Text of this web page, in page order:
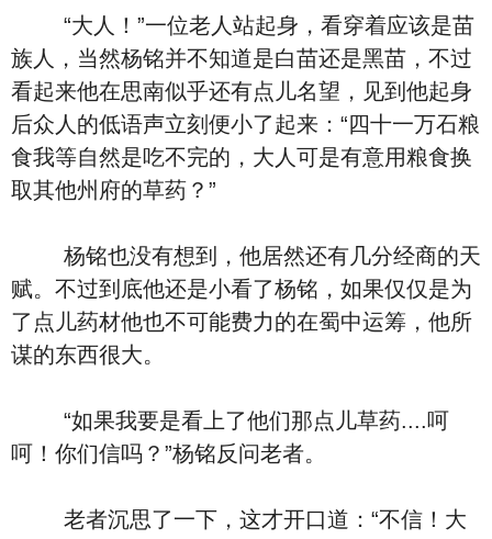
“大人！”一位老人站起身，看穿着应该是苗
族人，当然杨铭并不知道是白苗还是黑苗，不过
看起来他在思南似乎还有点儿名望，见到他起身
后众人的低语声立刻便小了起来：“四十一万石粮
食我等自然是吃不完的，大人可是有意用粮食换
取其他州府的草药？”
杨铭也没有想到，他居然还有几分经商的天
赋。不过到底他还是小看了杨铭，如果仅仅是为
了点儿药材他也不可能费力的在蜀中运筹，他所
谋的东西很大。
“如果我要是看上了他们那点儿草药....呵
呵！你们信吗？”杨铭反问老者。
老者沉思了一下，这才开口道：“不信！大